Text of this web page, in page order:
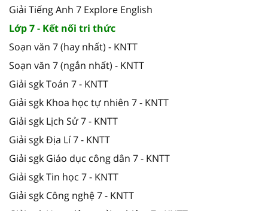
Giải Tiếng Anh 7 Explore English
Lớp 7 - Kết nối tri thức
Soạn văn 7 (hay nhất) - KNTT
Soạn văn 7 (ngắn nhất) - KNTT
Giải sgk Toán 7 - KNTT
Giải sgk Khoa học tự nhiên 7 - KNTT
Giải sgk Lịch Sử 7 - KNTT
Giải sgk Địa Lí 7 - KNTT
Giải sgk Giáo dục công dân 7 - KNTT
Giải sgk Tin học 7 - KNTT
Giải sgk Công nghệ 7 - KNTT